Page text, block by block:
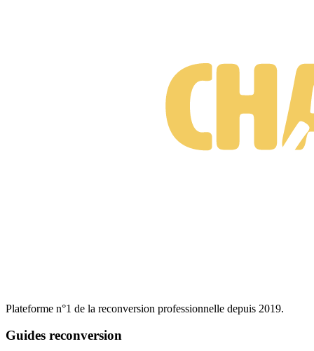
Plateforme n°1 de la reconversion professionnelle depuis 2019.
Guides reconversion